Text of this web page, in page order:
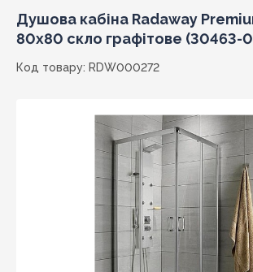
Душова кабіна Radaway
80x80 скло графітове (30463-
Код товару: RDW000272